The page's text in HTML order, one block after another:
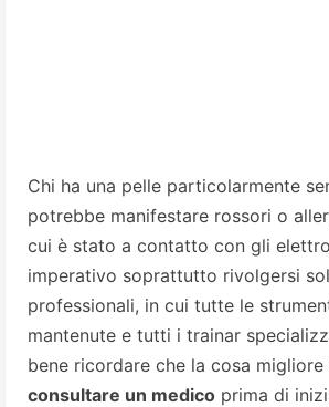
Chi ha una pelle particolarmente
potrebbe manifestare rossori o
cui è stato a contatto con gli
imperativo soprattutto rivolgersi
professionali, in cui tutte le
mantenute e tutti i trainar
bene ricordare che la cosa
consultare un medico prima di